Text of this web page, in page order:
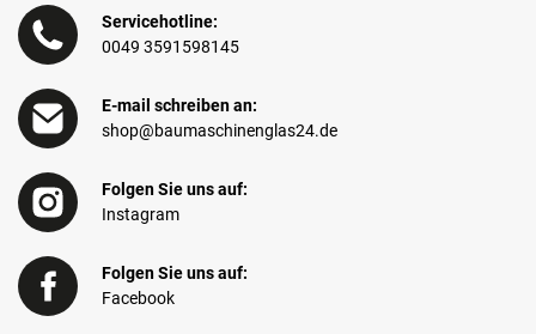
Servicehotline:
0049 3591598145
E-mail schreiben an:
shop@baumaschinenglas24.de
Folgen Sie uns auf:
Instagram
Folgen Sie uns auf:
Facebook